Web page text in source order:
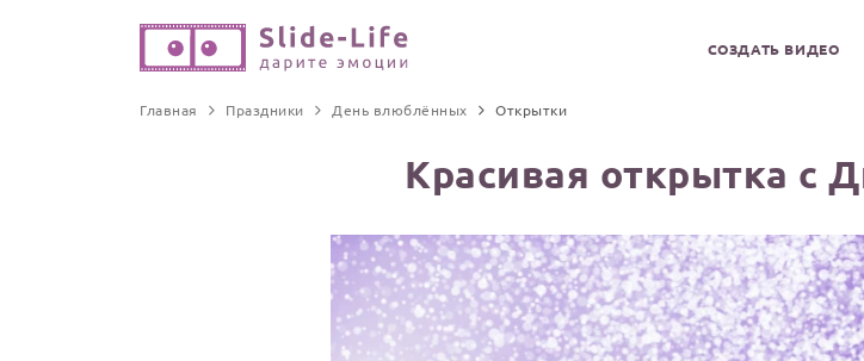
СОЗДАТЬ ВИДЕО
Главная Праздники День влюблённых Открытки
Красивая открытка с